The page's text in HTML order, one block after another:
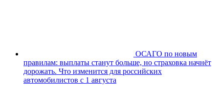
ОСАГО по новым
правилам: выплаты станут больше, но страховка начнёт
дорожать. Что изменится для российских
автомобилистов с 1 августа